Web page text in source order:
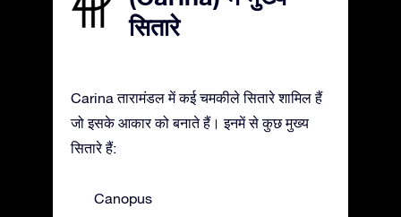
सितारे
Carina तारामंडल में कई चमकीले सितारे शामिल हैं
जो इसके आकार को बनाते हैं। इनमें से कुछ मुख्य
सितारे हैं:
Canopus